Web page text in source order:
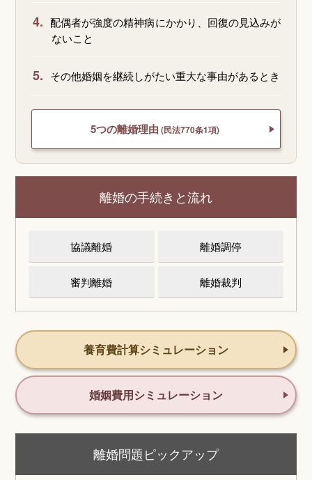
4. 配偶者が強度の精神病にかかり、回復の見込みが
ないこと
5. その他婚姻を継続しがたい重大な事由があるとき
5つの離婚理由 (民法770条1項)
離婚の手続きと流れ
協議離婚 離婚調停
審判離婚 離婚裁判
養育費計算シミュレーション
婚姻費用シミュレーション
離婚問題ピックアップ